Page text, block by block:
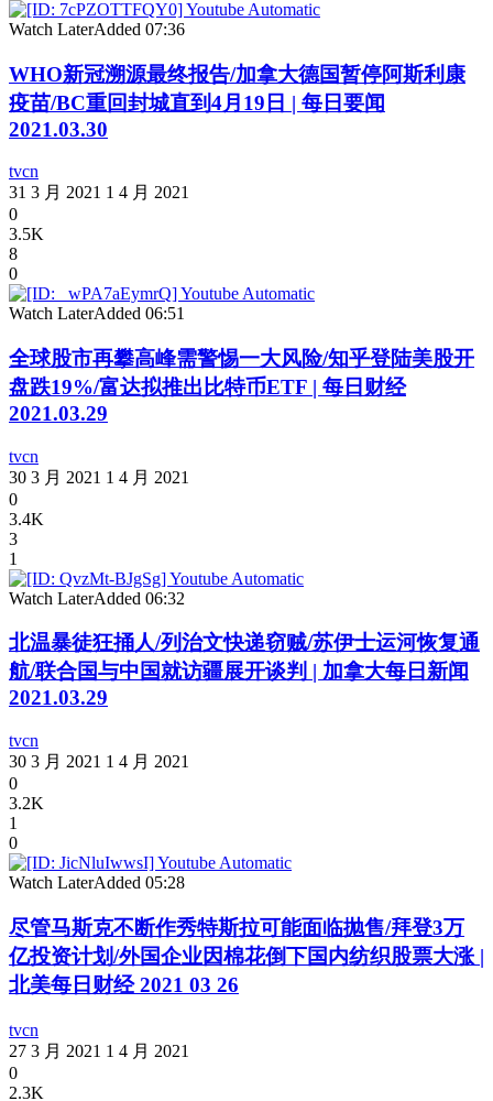
Watch LaterAdded 07:36
WHO新冠溯源最终报告/加拿大德国暂停阿斯利康
疫苗/BC重回封城直到4月19日 | 每日要闻
2021.03.30
tvcn
31 3 月 2021 1 4 月 2021
0
3.5K
8
0
Watch LaterAdded 06:51
全球股市再攀高峰需警惕一大风险/知乎登陆美股开
盘跌19%/富达拟推出比特币ETF | 每日财经
2021.03.29
tvcn
30 3 月 2021 1 4 月 2021
0
3.4K
3
1
Watch LaterAdded 06:32
北温暴徒狂捅人/列治文快递窃贼/苏伊士运河恢复通
航/联合国与中国就访疆展开谈判 | 加拿大每日新闻
2021.03.29
tvcn
30 3 月 2021 1 4 月 2021
0
3.2K
1
0
Watch LaterAdded 05:28
尽管马斯克不断作秀特斯拉可能面临抛售/拜登3万
亿投资计划/外国企业因棉花倒下国内纺织股票大涨 |
北美每日财经 2021 03 26
tvcn
27 3 月 2021 1 4 月 2021
0
2.3K